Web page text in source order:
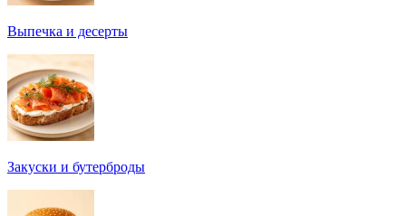
Выпечка и десерты
Закуски и бутерброды